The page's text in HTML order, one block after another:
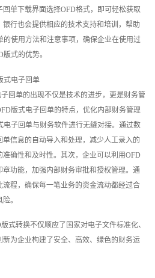
单下载界面选择OFD格式，即可轻松获取
行也会提供相应的技术支持和培训，帮助
使用方法和注意事项，确保企业在使用过
式的优势。
式电子回单
回单的出现不仅是技术的进步，更是财务管
版式电子回单的特点，优化内部财务管理
子回单与财务软件进行无缝对接。通过数
信息的自动导入和处理，减少人工录入的
确性和及时性。其次，企业可以利用OFD
功能，加强内部财务审批和授权管理。通
程，确保每一笔业务的资金流动都经过合
。
式转换不仅顺应了国家对电子文件标准化、
为企业构建了安全、高效、绿色的财务运